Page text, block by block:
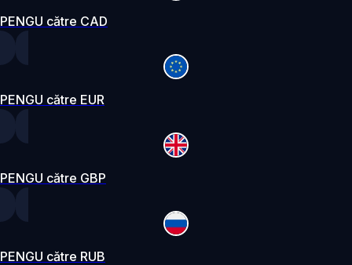
PENGU către CAD
PENGU către EUR
PENGU către GBP
PENGU către RUB